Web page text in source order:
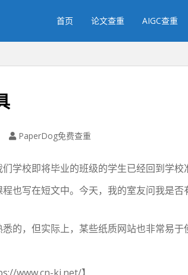
首页 论文查重 AIGC查重
PaperDog免费查重
学校即将毕业的班级的学生已经回到学校
也写在短文中。今天，我的室友问我是
的，但实际上，某些纸质网站也非常易于